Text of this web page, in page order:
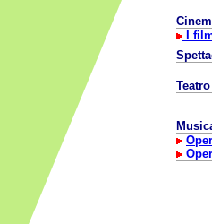
I
Teatro